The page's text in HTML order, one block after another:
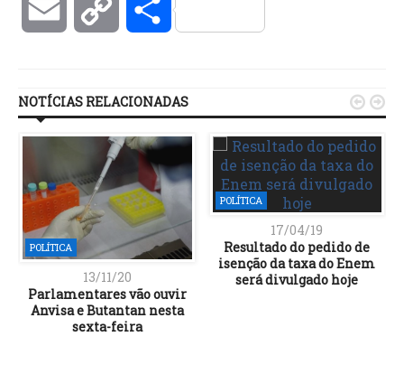
Email Copy Compartilhar
NOTÍCIAS RELACIONADAS
POLÍTICA
13/11/20
Parlamentares vão ouvir
Anvisa e Butantan nesta
sexta-feira
POLÍTICA
17/04/19
Resultado do pedido de
isenção da taxa do Enem
será divulgado hoje
 